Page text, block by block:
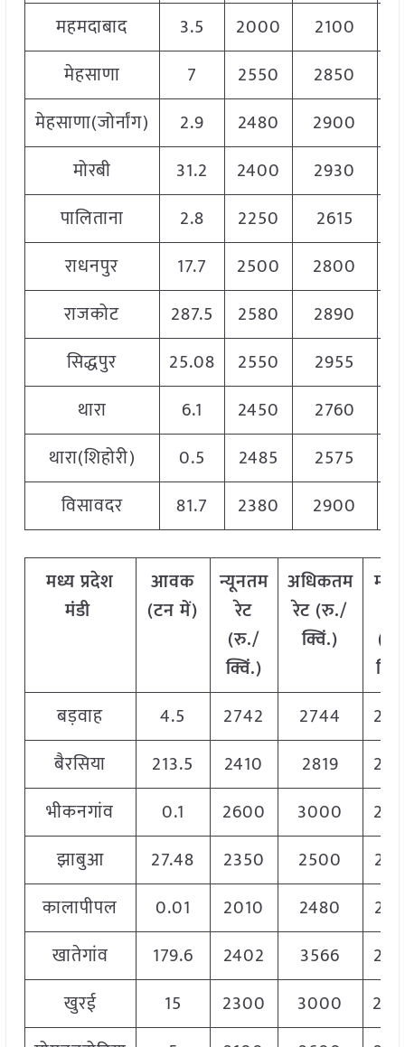
महमदाबाद
3.5 2000 2100
मेहसाणा
7 2550 2850
मेहसाणा(जोर्नांग)
2.9 2480 2900
मोरबी
31.2 2400 2930
पालिताना
2.8 2250 2615
राधनपुर
17.7 2500 2800
राजकोट
287.5 2580 2890
सिद्धपुर
25.08 2550 2955
थारा
6.1 2450 2760
थारा(शिहोरी)
0.5 2485 2575
विसावदर
81.7 2380 2900
मध्यप्रदेश
मंडी
आवक
(टन में)
न्यूनतम
रेट
(रु./
क्विं.)
अधिकतम
रेट (रु./
क्विं.)
(
क्विं
बड़वाह
4.5 2742 2744
बैरसिया
213.5 2410 2819
भीकनगांव
0.1 2600 3000
झाबुआ
27.48 2350 2500
कालापीपल
0.01 2010 2480
खातेगांव
179.6 2402 3566
खुरई
15 2300 3000